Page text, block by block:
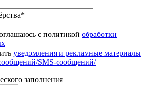
*
с политикой обработки
уведомления и рекламные материалы
SMS-сообщений/
заполнения